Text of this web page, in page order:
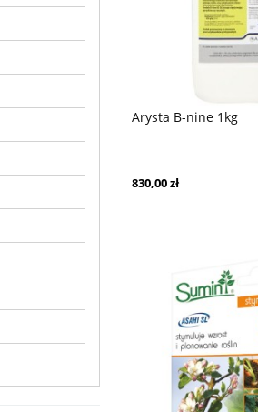
Arysta B-nine 1kg
830,00 zł